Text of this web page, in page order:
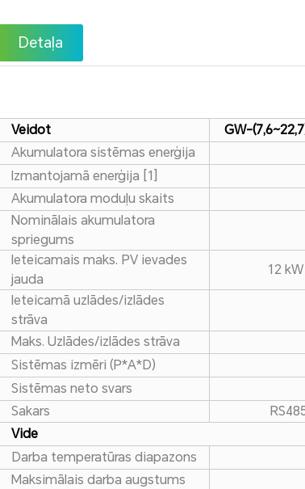
Detaļa
Veidot GW-
Akumulatora sistēmas enerģija
Izmantojamā enerģija [1]
Akumulatora moduļu skaits
Nominālais akumulatora
spriegums
Ieteicamais maks. PV ievades
jauda
12 kW
Ieteicamā uzlādes/izlādes
strāva
Maks. Uzlādes/izlādes strāva
Sistēmas izmēri (P*A*D)
Sistēmas neto svars
Sakars
Vide
Darba temperatūras diapazons
Maksimālais darba augstums